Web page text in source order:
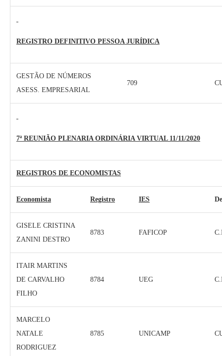
REGISTRO DEFINITIVO PESSOA JURÍDICA
GESTÃO DE NÚMEROS
ASESS. EMPRESARIAL
709
7ª REUNIÃO PLENARIA ORDINÁRIA VIRTUAL 11/11/2020
REGISTROS DE ECONOMISTAS
Economista Registro IES
GISELE CRISTINA
ZANINI DESTRO
8783 FAFICOP
ITAIR MARTINS
DE CARVALHO
FILHO
8784 UEG
MARCELO
NATALE
RODRIGUEZ
8785 UNICAMP